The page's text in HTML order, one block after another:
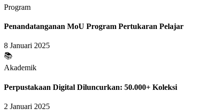
Program
Penandatanganan MoU Program Pertukaran Pelajar
8 Januari 2025
📚
Akademik
Perpustakaan Digital Diluncurkan: 50.000+ Koleksi
2 Januari 2025